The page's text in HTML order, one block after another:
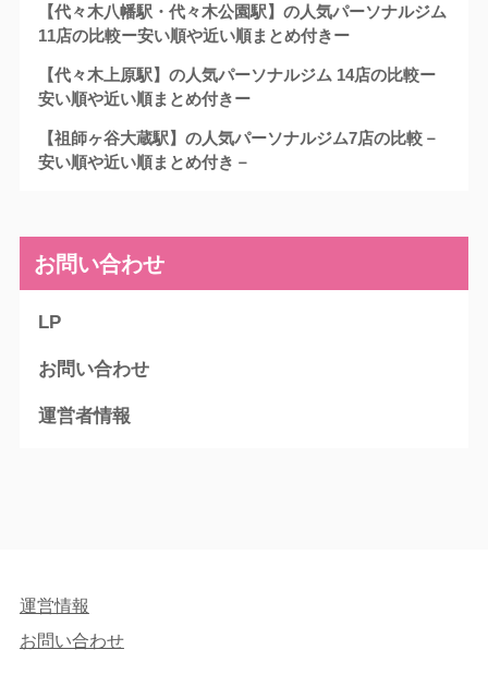
【代々木八幡駅・代々木公園駅】の人気パーソナルジム
11店の比較ー安い順や近い順まとめ付きー
【代々木上原駅】の人気パーソナルジム 14店の比較ー
安い順や近い順まとめ付きー
【祖師ヶ谷大蔵駅】の人気パーソナルジム7店の比較－
安い順や近い順まとめ付き－
お問い合わせ
LP
お問い合わせ
運営者情報
運営情報
お問い合わせ